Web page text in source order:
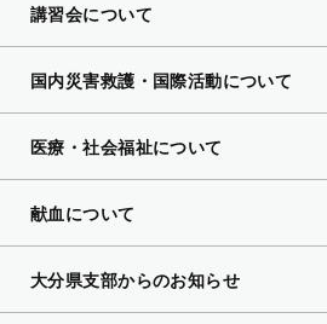
講習会について
国内災害救護・国際活動について
医療・社会福祉について
献血について
大分県支部からのお知らせ